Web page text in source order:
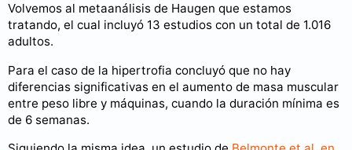
Volvemos al metaanálisis de Haugen que estamos
tratando, el cual incluyó 13 estudios con un total de 1.016
adultos.
Para el caso de la hipertrofia concluyó que no hay
diferencias significativas en el aumento de masa muscular
entre peso libre y máquinas, cuando la duración mínima es
de 6 semanas.